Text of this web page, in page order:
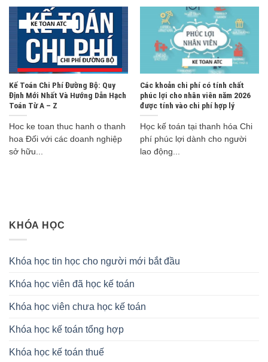
Kế Toán Chi Phí Đường Bộ: Quy
Định Mới Nhất Và Hướng Dẫn Hạch
Toán Từ A – Z
Hoc ke toan thuc hanh o thanh
hoa Đối với các doanh nghiệp
sở hữu...
Các khoản chi phí có tính chất
phúc lợi cho nhân viên năm 2026
được tính vào chi phí hợp lý
Học kế toán tại thanh hóa Chi
phí phúc lợi dành cho người
lao động...
KHÓA HỌC
Khóa học tin học cho người mới bắt đầu
Khóa học viên đã học kế toán
Khóa học viên chưa học kế toán
Khóa học kế toán tổng hợp
Khóa học kế toán thuế